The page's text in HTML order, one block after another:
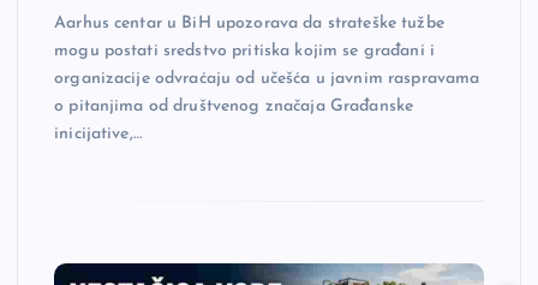
Aarhus centar u BiH upozorava da strateške tužbe
mogu postati sredstvo pritiska kojim se građani i
organizacije odvraćaju od učešća u javnim raspravama
o pitanjima od društvenog značaja Građanske
inicijative,…